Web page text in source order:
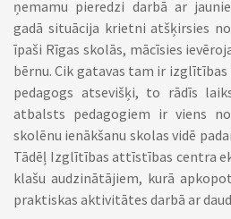
ņemamu pieredzi darbā ar
gadā situācija krietni atšķirsies
īpaši Rīgas skolās, mācīsies
bērnu. Cik gatavas tam ir
pedagogs atsevišķi, to rādīs
atbalsts pedagogiem ir viens
skolēnu ienākšanu skolas vidē
Tādēļ Izglītības attīstības centra
klašu audzinātājiem, kurā
praktiskas aktivitātes darbā ar